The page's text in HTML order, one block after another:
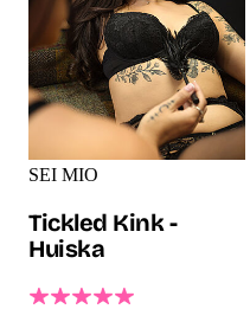
SEI MIO
Tickled Kink -
Huiska